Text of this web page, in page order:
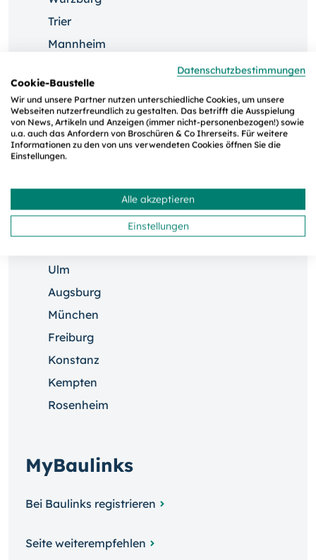
Trier
Mannheim
Neustadt adW.
Saarbrücken
Nürnberg
Regensburg
Ulm
Augsburg
München
Freiburg
Konstanz
Kempten
Rosenheim
MyBaulinks
Bei Baulinks registrieren
Seite weiterempfehlen
Datenschutzbestimmungen
Cookie-Baustelle
Wir und unsere Partner nutzen unterschiedliche Cookies, um unsere
Webseiten nutzerfreundlich zu gestalten. Das betrifft die Ausspielung
von News, Artikeln und Anzeigen (immer nicht-personenbezogen!) sowie
u.a. auch das Anfordern von Broschüren & Co Ihrerseits. Für weitere
Informationen zu den von uns verwendeten Cookies öffnen Sie die
Einstellungen.
Alle akzeptieren
Einstellungen